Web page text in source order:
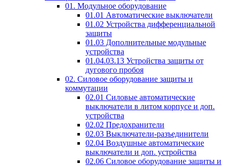
01. Модульное оборудование
01.01 Автоматические выключатели
01.02 Устройства дифференциальной
защиты
01.03 Дополнительные модульные
устройства
01.04.03.13 Устройства защиты от
дугового пробоя
02. Силовое оборудование защиты и
коммутации
02.01 Силовые автоматические
выключатели в литом корпусе и доп.
устройства
02.02 Предохранители
02.03 Выключатели-разъединители
02.04 Воздушные автоматические
выключатели и доп. устройства
02.06 Силовое оборудование защиты и